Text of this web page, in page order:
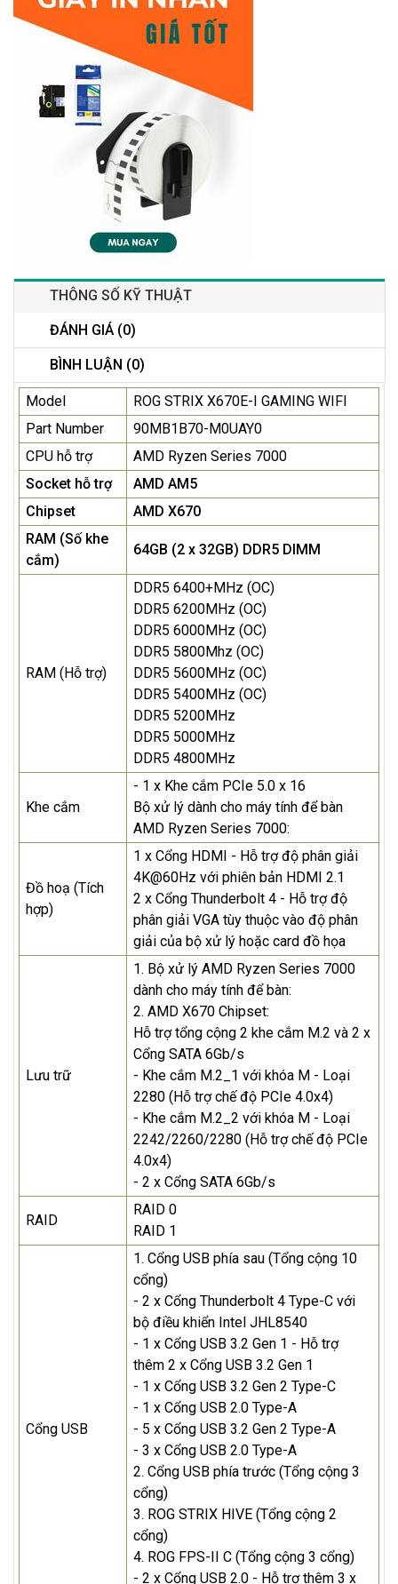
THÔNG SỐ KỸ THUẬT
ĐÁNH GIÁ (0)
BÌNH LUẬN (0)
Model
ROG STRIX X670E-I GAMING WIFI
Part Number
90MB1B70-M0UAY0
CPU hỗ trợ
AMD Ryzen Series 7000
Socket hỗ trợ
AMD AM5
Chipset
AMD X670
RAM (Số khe
cắm)
64GB (2 x 32GB) DDR5 DIMM
RAM (Hỗ trợ)
DDR5 6400+MHz (OC)
DDR5 6200MHz (OC)
DDR5 6000MHz (OC)
DDR5 5800Mhz (OC)
DDR5 5600MHz (OC)
DDR5 5400MHz (OC)
DDR5 5200MHz
DDR5 5000MHz
DDR5 4800MHz
Khe cắm
- 1 x Khe cắm PCIe 5.0 x 16
Bộ xử lý dành cho máy tính để bàn
AMD Ryzen Series 7000:
Đồ hoạ (Tích
hợp)
1 x Cổng HDMI - Hỗ trợ độ phân giải
4K@60Hz với phiên bản HDMI 2.1
2 x Cổng Thunderbolt 4 - Hỗ trợ độ
phân giải VGA tùy thuộc vào độ phân
giải của bộ xử lý hoặc card đồ họa
Lưu trữ
1. Bộ xử lý AMD Ryzen Series 7000
dành cho máy tính để bàn:
2. AMD X670 Chipset:
Hỗ trợ tổng cộng 2 khe cắm M.2 và 2 x
Cổng SATA 6Gb/s
- Khe cắm M.2_1 với khóa M - Loại
2280 (Hỗ trợ chế độ PCIe 4.0x4)
- Khe cắm M.2_2 với khóa M - Loại
2242/2260/2280 (Hỗ trợ chế độ PCIe
4.0x4)
- 2 x Cổng SATA 6Gb/s
RAID
RAID 0
RAID 1
Cổng USB
1. Cổng USB phía sau (Tổng cộng 10
cổng)
- 2 x Cổng Thunderbolt 4 Type-C với
bộ điều khiển Intel JHL8540
- 1 x Cổng USB 3.2 Gen 1 - Hỗ trợ
thêm 2 x Cổng USB 3.2 Gen 1
- 1 x Cổng USB 3.2 Gen 2 Type-C
- 1 x Cổng USB 2.0 Type-A
- 5 x Cổng USB 3.2 Gen 2 Type-A
- 3 x Cổng USB 2.0 Type-A
2. Cổng USB phía trước (Tổng cộng 3
cổng)
3. ROG STRIX HIVE (Tổng cộng 2
cổng)
4. ROG FPS-II C (Tổng cộng 3 cổng)
- 2 x Cổng USB 2.0 - Hỗ trợ thêm 3 x